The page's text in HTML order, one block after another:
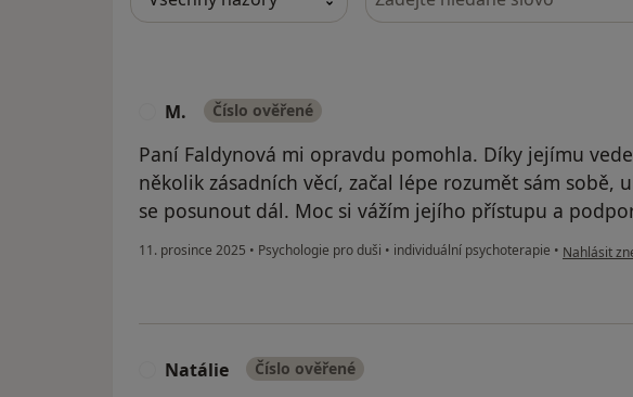
M. Číslo ověřené
Paní Faldynová mi opravdu pomohla. Díky jejímu
několik zásadních věcí, začal lépe rozumět sám sobě,
se posunout dál. Moc si vážím jejího přístupu a
11. prosince 2025 • Psychologie pro duši • individuální psychoterapie • podle
Nahlásit
Natálie Číslo ověřené